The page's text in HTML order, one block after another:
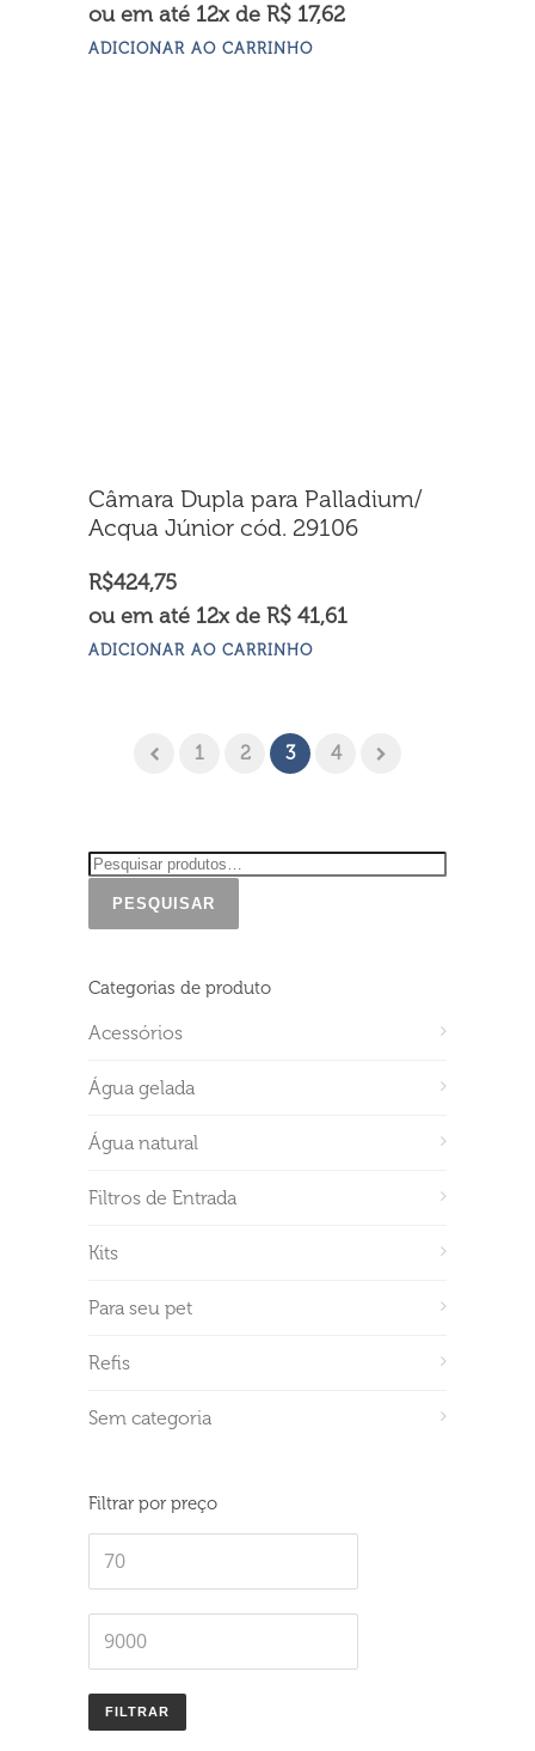
ou em até 12x de R$ 17,62
ADICIONAR AO CARRINHO
Câmara Dupla para Palladium/
Acqua Júnior cód. 29106
R$424,75
ou em até 12x de R$ 41,61
ADICIONAR AO CARRINHO
1 2 3 4
PESQUISAR
Categorias de produto
Acessórios
Água gelada
Água natural
Filtros de Entrada
Kits
Para seu pet
Refis
Sem categoria
Filtrar por preço
FILTRAR